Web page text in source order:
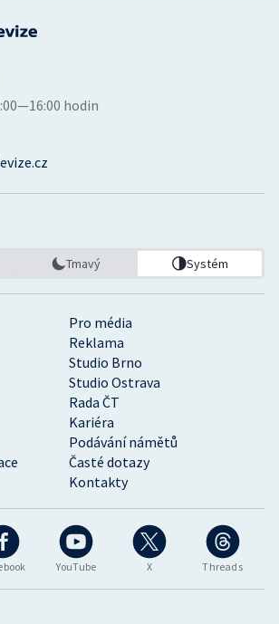
YouTube X Threads
Pro média
Reklama
Studio Brno
Studio Ostrava
Rada ČT
Kariéra
Podávání námětů
Časté dotazy
Kontakty
hodin
Tmavý Systém